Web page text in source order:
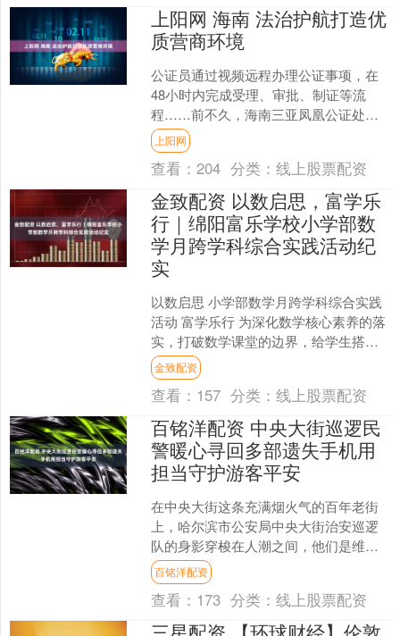
上阳网 海南 法治护航打造优
质营商环境
公证员通过视频远程办理公证事项，在
48小时内完成受理、审批、制证等流
程……前不久，海南三亚凤凰公证处加
急为中泽投资（海南）有限公司出海提
供了关键法律支持。这一高....
上阳网
查看：204 分类：线上股票配资
金致配资 以数启思，富学乐
行｜绵阳富乐学校小学部数
学月跨学科综合实践活动纪
实
以数启思 小学部数学月跨学科综合实践
活动 富学乐行 为深化数学核心素养的落
实，打破数学课堂的边界，给学生搭建
一个激发好奇心的舞台，点燃学生对数
学的热情，培养逻辑....
金致配资
查看： 157 分类：线上股票配资
百铭洋配资 中央大街巡逻民
警暖心寻回多部遗失手机用
担当守护游客平安
在中央大街这条充满烟火气的百年老街
上，哈尔滨市公安局中央大街治安巡逻
队的身影穿梭在人潮之间，他们是维护
秩序的“守护者”，更是急群众之所急
的“贴心人”。近期，中央....
百铭洋配资
查看： 173 分类：线上股票配资